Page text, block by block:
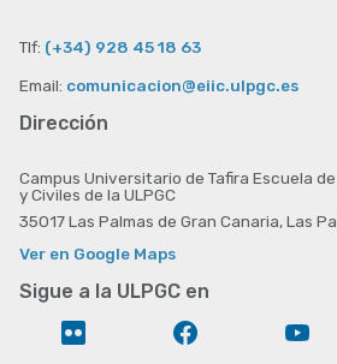
Tlf: (+34) 928 45 18 63
Email: comunicacion@eiic.ulpgc.es
Dirección
Campus Universitario de Tafira Escuela
y Civiles de la ULPGC
35017 Las Palmas de Gran Canaria, Las
Ver en Google Maps
Sigue a la ULPGC en